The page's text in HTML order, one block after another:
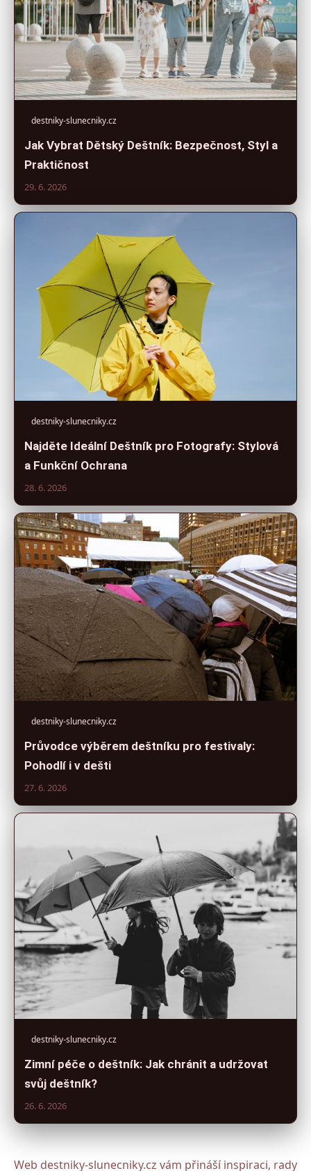
destniky-slunecniky.cz
Jak Vybrat Dětský Deštník: Bezpečnost, Styl a
Praktičnost
29. 6. 2026
destniky-slunecniky.cz
Najděte Ideální Deštník pro Fotografy: Stylová
a Funkční Ochrana
28. 6. 2026
destniky-slunecniky.cz
Průvodce výběrem deštníku pro festivaly:
Pohodlí i v dešti
27. 6. 2026
destniky-slunecniky.cz
Zimní péče o deštník: Jak chránit a udržovat
svůj deštník?
26. 6. 2026
Web destniky-slunecniky.cz vám přináší inspiraci, rady